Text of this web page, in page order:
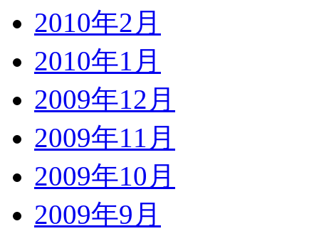
2010年2月
2010年1月
2009年12月
2009年11月
2009年10月
2009年9月